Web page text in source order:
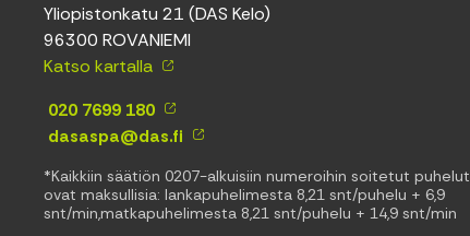
Yliopistonkatu 21 (DAS Kelo)
96300 ROVANIEMI
Katso kartalla
020 7699 180
dasaspa@das.fi
*Kaikkiin säätiön 0207-alkuisiin numeroihin soitetut puhelut
ovat maksullisia: lankapuhelimesta 8,21 snt/puhelu + 6,9
snt/min,matkapuhelimesta 8,21 snt/puhelu + 14,9 snt/min